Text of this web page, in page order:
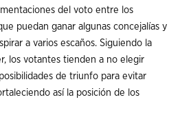
del voto entre los
puedan ganar algunas concejalías y
a varios escaños. Siguiendo la
los votantes tienden a no elegir
de triunfo para evitar
así la posición de los